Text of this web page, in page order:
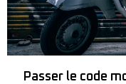
Passer le code